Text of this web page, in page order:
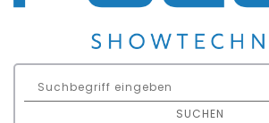
SUCHEN